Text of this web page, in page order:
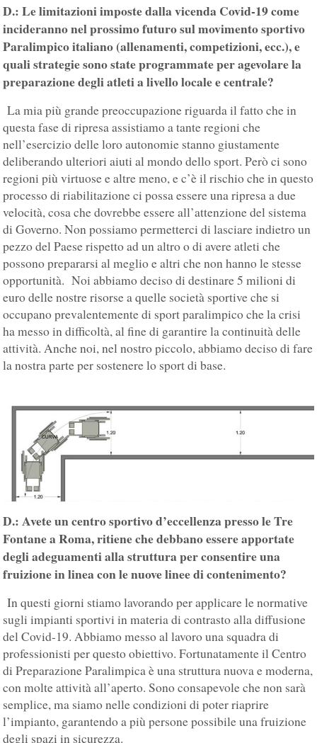
D.: Le limitazioni imposte dalla vicenda Covid-19 come
incideranno nel prossimo futuro sul movimento sportivo
Paralimpico italiano (allenamenti, competizioni, ecc.), e
quali strategie sono state programmate per agevolare la
preparazione degli atleti a livello locale e centrale?
La mia più grande preoccupazione riguarda il fatto che in
questa fase di ripresa assistiamo a tante regioni che
nell’esercizio delle loro autonomie stanno giustamente
deliberando ulteriori aiuti al mondo dello sport. Però ci sono
regioni più virtuose e altre meno, e c’è il rischio che in questo
processo di riabilitazione ci possa essere una ripresa a due
velocità, cosa che dovrebbe essere all’attenzione del sistema
di Governo. Non possiamo permetterci di lasciare indietro un
pezzo del Paese rispetto ad un altro o di avere atleti che
possono prepararsi al meglio e altri che non hanno le stesse
opportunità. Noi abbiamo deciso di destinare 5 milioni di
euro delle nostre risorse a quelle società sportive che si
occupano prevalentemente di sport paralimpico che la crisi
ha messo in difficoltà, al fine di garantire la continuità delle
attività. Anche noi, nel nostro piccolo, abbiamo deciso di fare
la nostra parte per sostenere lo sport di base.
D.: Avete un centro sportivo d’eccellenza presso le Tre
Fontane a Roma, ritiene che debbano essere apportate
degli adeguamenti alla struttura per consentire una
fruizione in linea con le nuove linee di contenimento?
In questi giorni stiamo lavorando per applicare le normative
sugli impianti sportivi in materia di contrasto alla diffusione
del Covid-19. Abbiamo messo al lavoro una squadra di
professionisti per questo obiettivo. Fortunatamente il Centro
di Preparazione Paralimpica è una struttura nuova e moderna,
con molte attività all’aperto. Sono consapevole che non sarà
semplice, ma siamo nelle condizioni di poter riaprire
l’impianto, garantendo a più persone possibile una fruizione
degli spazi in sicurezza.